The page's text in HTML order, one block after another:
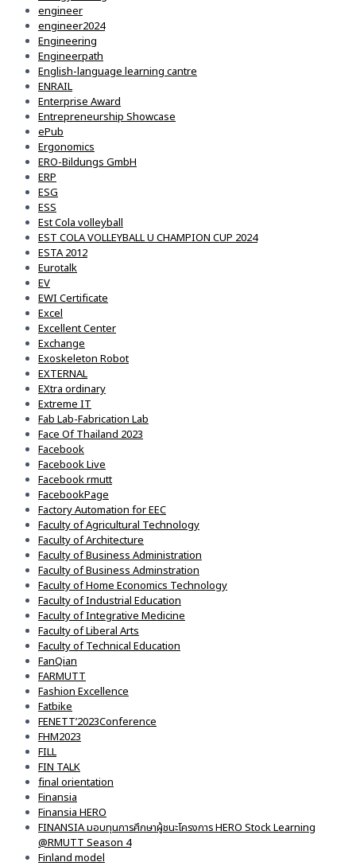
engineer
engineer2024
Engineering
Engineerpath
English-language learning cantre
ENRAIL
Enterprise Award
Entrepreneurship Showcase
ePub
Ergonomics
ERO-Bildungs GmbH
ERP
ESG
ESS
Est Cola volleyball
EST COLA VOLLEYBALL U CHAMPION CUP 2024
ESTA 2012
Eurotalk
EV
EWI Certificate
Excel
Excellent Center
Exchange
Exoskeleton Robot
EXTERNAL
EXtra ordinary
Extreme IT
Fab Lab-Fabrication Lab
Face Of Thailand 2023
Facebook
Facebook Live
Facebook rmutt
FacebookPage
Factory Automation for EEC
Faculty of Agricultural Technology
Faculty of Architecture
Faculty of Business Administration
Faculty of Business Adminstration
Faculty of Home Economics Technology
Faculty of Industrial Education
Faculty of Integrative Medicine
Faculty of Liberal Arts
Faculty of Technical Education
FanQian
FARMUTT
Fashion Excellence
Fatbike
FENETT’2023Conference
FHM2023
FILL
FIN TALK
final orientation
Finansia
Finansia HERO
FINANSIA มอบทุนการศึกษาผู้ชนะโครงการ HERO Stock Learning
@RMUTT Season 4
Finland model